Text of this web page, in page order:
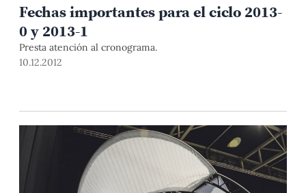
Fechas importantes para el ciclo 2013-
0 y 2013-1
Presta atención al cronograma.
10.12.2012